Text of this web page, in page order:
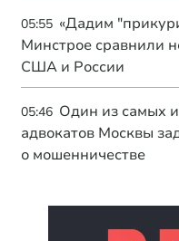
05:55 «Дадим
Минстрое сравнили
США и России
05:46 Один из самых
адвокатов Москвы
о мошенничестве